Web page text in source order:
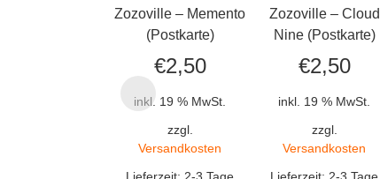
Zozoville – Memento
(Postkarte)
€2,50
inkl. 19 % MwSt.
zzgl.
Versandkosten
Zozoville – Cloud
Nine (Postkarte)
€2,50
inkl. 19 % MwSt.
zzgl.
Versandkosten